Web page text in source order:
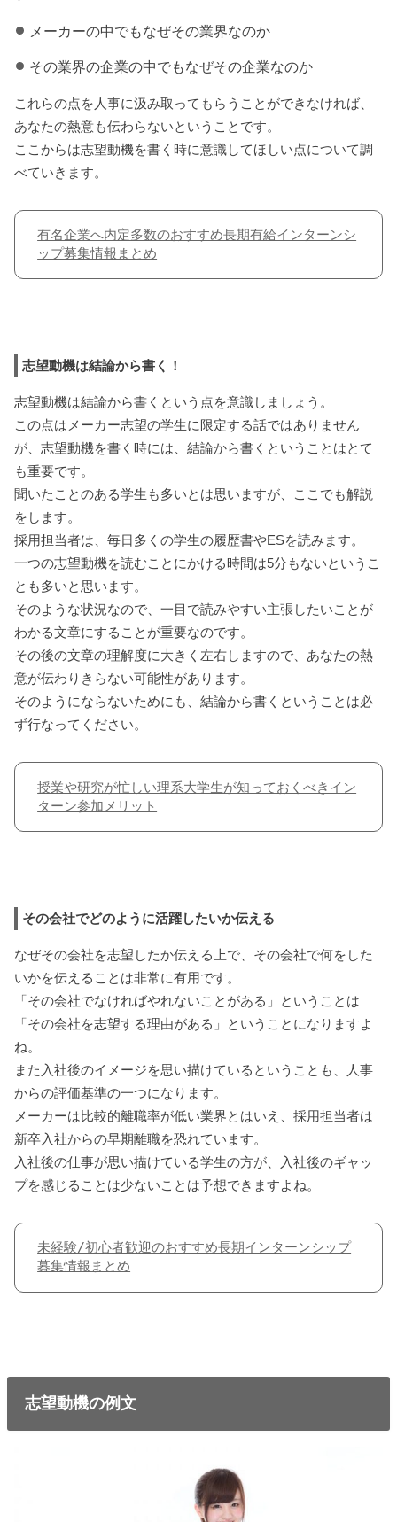
メーカーの中でもなぜその業界なのか
その業界の企業の中でもなぜその企業なのか
これらの点を人事に汲み取ってもらうことができなければ、
あなたの熱意も伝わらないということです。
ここからは志望動機を書く時に意識してほしい点について調
べていきます。
有名企業へ内定多数のおすすめ長期有給インターンシ
ップ募集情報まとめ
志望動機は結論から書く！
志望動機は結論から書くという点を意識しましょう。
この点はメーカー志望の学生に限定する話ではありません
が、志望動機を書く時には、結論から書くということはとて
も重要です。
聞いたことのある学生も多いとは思いますが、ここでも解説
をします。
採用担当者は、毎日多くの学生の履歴書やESを読みます。
一つの志望動機を読むことにかける時間は5分もないというこ
とも多いと思います。
そのような状況なので、一目で読みやすい主張したいことが
わかる文章にすることが重要なのです。
その後の文章の理解度に大きく左右しますので、あなたの熱
意が伝わりきらない可能性があります。
そのようにならないためにも、結論から書くということは必
ず行なってください。
授業や研究が忙しい理系大学生が知っておくべきイン
ターン参加メリット
その会社でどのように活躍したいか伝える
なぜその会社を志望したか伝える上で、その会社で何をした
いかを伝えることは非常に有用です。
「その会社でなければやれないことがある」ということは
「その会社を志望する理由がある」ということになりますよ
ね。
また入社後のイメージを思い描けているということも、人事
からの評価基準の一つになります。
メーカーは比較的離職率が低い業界とはいえ、採用担当者は
新卒入社からの早期離職を恐れています。
入社後の仕事が思い描けている学生の方が、入社後のギャッ
プを感じることは少ないことは予想できますよね。
未経験/初心者歓迎のおすすめ長期インターンシップ
募集情報まとめ
志望動機の例文